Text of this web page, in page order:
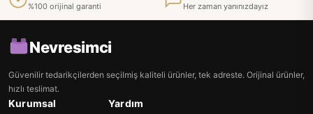
%100 orijinal garanti Her zaman yanınızdayız
Nevresimci
Güvenilir tedarikçilerden seçilmiş kaliteli ürünler, tek adreste. Orijinal ürünler,
hızlı teslimat.
Kurumsal Yardım